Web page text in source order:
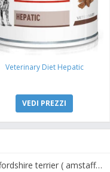
Veterinary Diet Hepatic
VEDI PREZZI
Gruppo American staffordshire terrier ( amstaff, amastaff )